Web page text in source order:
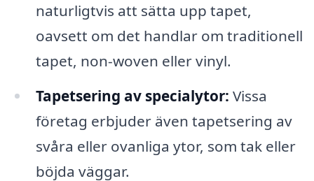
naturligtvis att sätta upp tapet,
oavsett om det handlar om traditionell
tapet, non-woven eller vinyl.
Tapetsering av specialytor: Vissa
företag erbjuder även tapetsering av
svåra eller ovanliga ytor, som tak eller
böjda väggar.